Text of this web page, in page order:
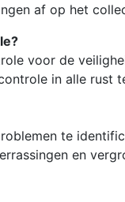
af op het
voor de
in alle rust
te
en